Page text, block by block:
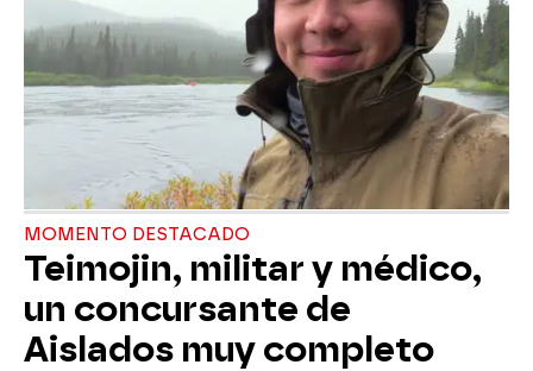
MOMENTO DESTACADO
Teimojin, militar y médico,
un concursante de
Aislados muy completo